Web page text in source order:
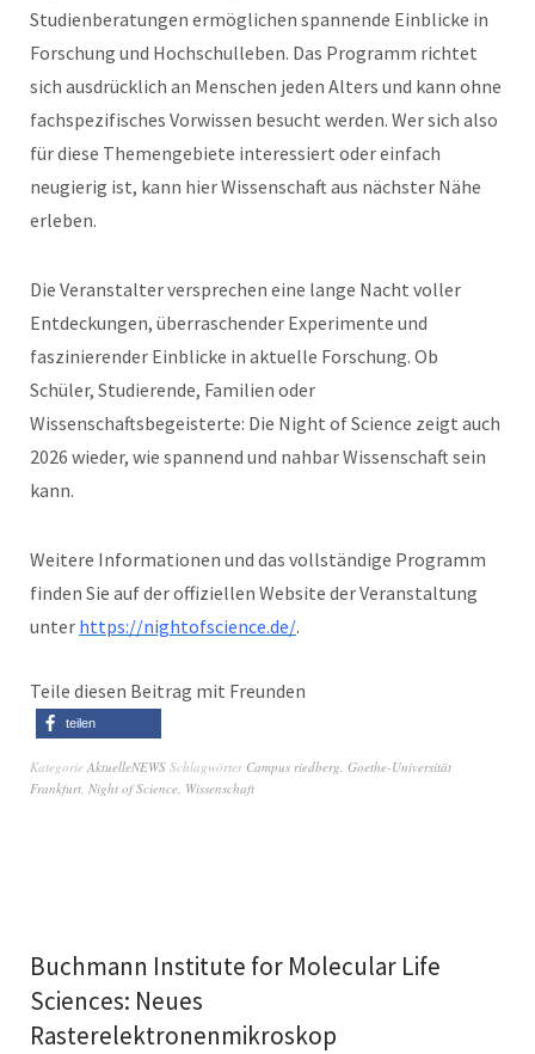
Studienberatungen ermöglichen spannende Einblicke in
Forschung und Hochschulleben. Das Programm richtet
sich ausdrücklich an Menschen jeden Alters und kann ohne
fachspezifisches Vorwissen besucht werden. Wer sich also
für diese Themengebiete interessiert oder einfach
neugierig ist, kann hier Wissenschaft aus nächster Nähe
erleben.
Die Veranstalter versprechen eine lange Nacht voller
Entdeckungen, überraschender Experimente und
faszinierender Einblicke in aktuelle Forschung. Ob
Schüler, Studierende, Familien oder
Wissenschaftsbegeisterte: Die Night of Science zeigt auch
2026 wieder, wie spannend und nahbar Wissenschaft sein
kann.
Weitere Informationen und das vollständige Programm
finden Sie auf der offiziellen Website der Veranstaltung
unter https://nightofscience.de/.
Teile diesen Beitrag mit Freunden
teilen
Kategorie AktuelleNEWS Schlagwörter Campus riedberg, Goethe-Universität
Frankfurt, Night of Science, Wissenschaft
Buchmann Institute for Molecular Life
Sciences: Neues
Rasterelektronenmikroskop